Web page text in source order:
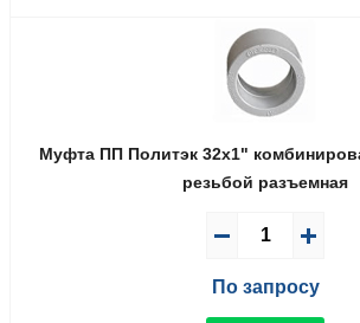
Муфта ПП Политэк 32x1"
резьбой разъемная
По запросу